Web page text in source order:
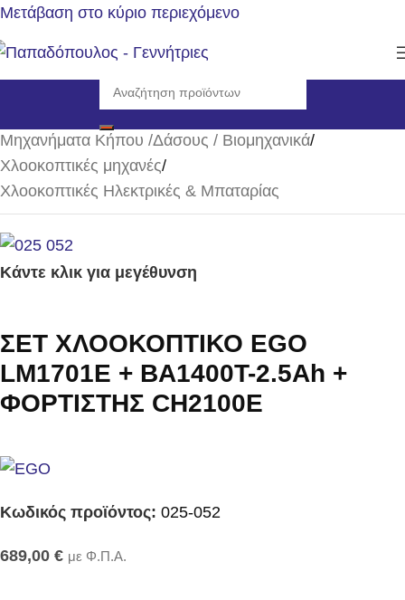
Μετάβαση στο κύριο περιεχόμενο
Αρχική σελίδα/
Μηχανήματα Κήπου /Δάσους / Βιομηχανικά/
Χλοοκοπτικές μηχανές/
Χλοοκοπτικές Ηλεκτρικές & Μπαταρίας
Κάντε κλικ για μεγέθυνση
ΣΕΤ ΧΛΟΟΚΟΠΤΙΚΟ EGO
LM1701E + BA1400T-2.5Ah +
ΦΟΡΤΙΣΤΗΣ CH2100E
Κωδικός προϊόντος: 025-052
689,00 € με Φ.Π.Α.